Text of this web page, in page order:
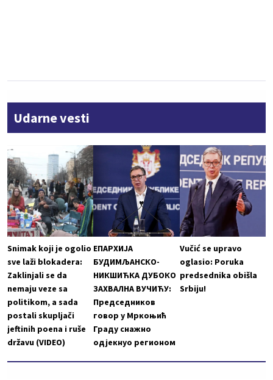
Udarne vesti
Snimak koji je ogolio
sve laži blokadera:
Zaklinjali se da
nemaju veze sa
politikom, a sada
postali skupljači
jeftinih poena i ruše
državu (VIDEO)
ЕПАРХИЈА
БУДИМЉАНСКО-
НИКШИЋКА ДУБОКО
ЗАХВАЛНА ВУЧИЋУ:
Председников
говор у Мркоњић
Граду снажно
одјекнуо регионом
Vučić se upravo
oglasio: Poruka
predsednika obišla
Srbiju!